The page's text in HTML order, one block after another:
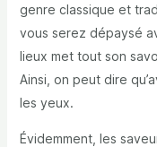
genre classique et
vous serez dépaysé
lieux met tout son
Ainsi, on peut dire
les yeux.
Évidemment, les